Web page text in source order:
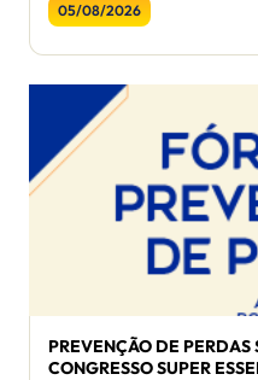
05/08/2026
PREVENÇÃO DE PERDAS
CONGRESSO SUPER